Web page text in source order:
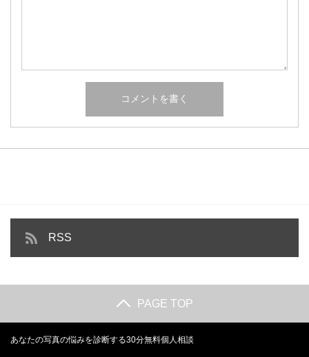
RSS
PAGE TOP
あなたの写真の悩みを診断する30分無料個人相談